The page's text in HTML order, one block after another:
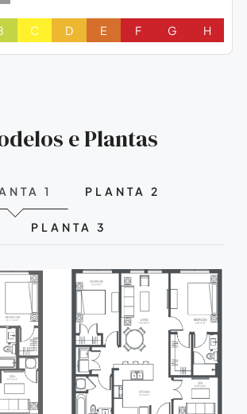
C D E F G H
e Plantas
1 PLANTA 2
PLANTA 3